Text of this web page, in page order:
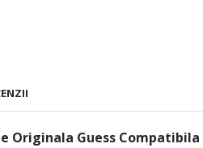
Originala Guess